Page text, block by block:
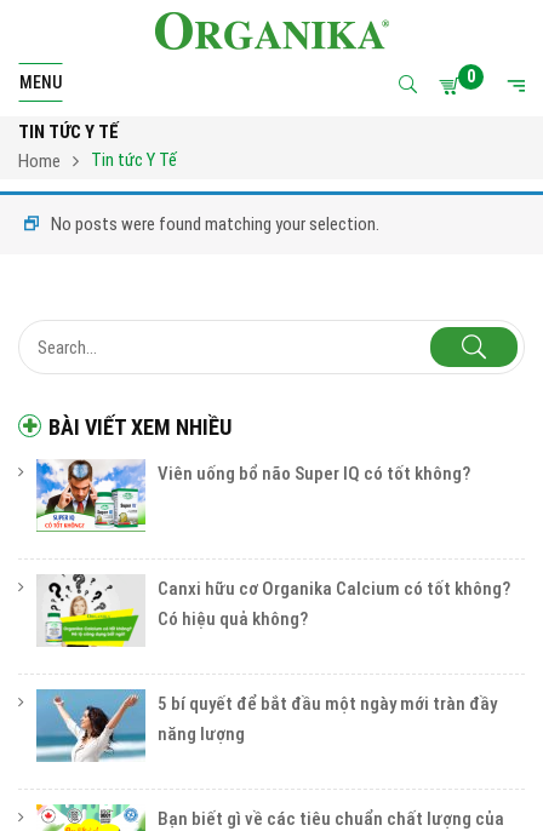
MENU 0
TIN TỨC Y TẾ
Home
Tin tức Y Tế
BÀI VIẾT XEM NHIỀU
Viên uống bổ não Super IQ có tốt không?
Canxi hữu cơ Organika Calcium có tốt không?
Có hiệu quả không?
5 bí quyết để bắt đầu một ngày mới tràn đầy
năng lượng
Bạn biết gì về các tiêu chuẩn chất lượng của
No posts were found matching your selection.